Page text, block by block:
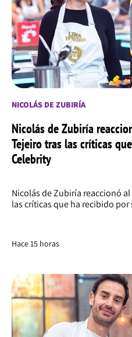
NICOLÁS DE ZUBIRÍA
Nicolás de Zubiría
Tejeiro tras las críticas
Celebrity
Nicolás de Zubiría reaccionó
las críticas que ha recibido
Hace 15 horas